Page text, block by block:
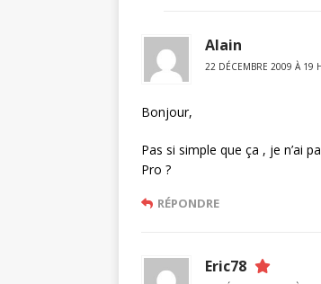
Alain
22 DÉCEMBRE 2009 À 19
Bonjour,
Pas si simple que ça , je n’ai
Pro ?
RÉPONDRE
Eric78